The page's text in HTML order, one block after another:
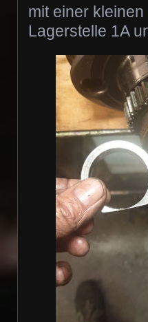
mit einer
Lagerstelle 1A